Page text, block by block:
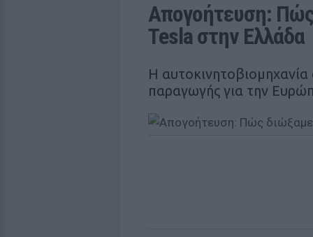
Απογοήτευση:
Tesla στην Ελλάδα
Η
παραγωγής για την